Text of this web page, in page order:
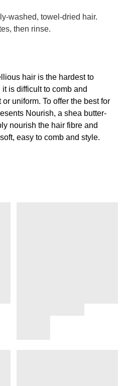
washed, towel-dried hair.
then rinse.
hair is the hardest to
is difficult to comb and
uniform. To offer the best for
Nourish, a shea butter-
nourish the hair fibre and
easy to comb and style.